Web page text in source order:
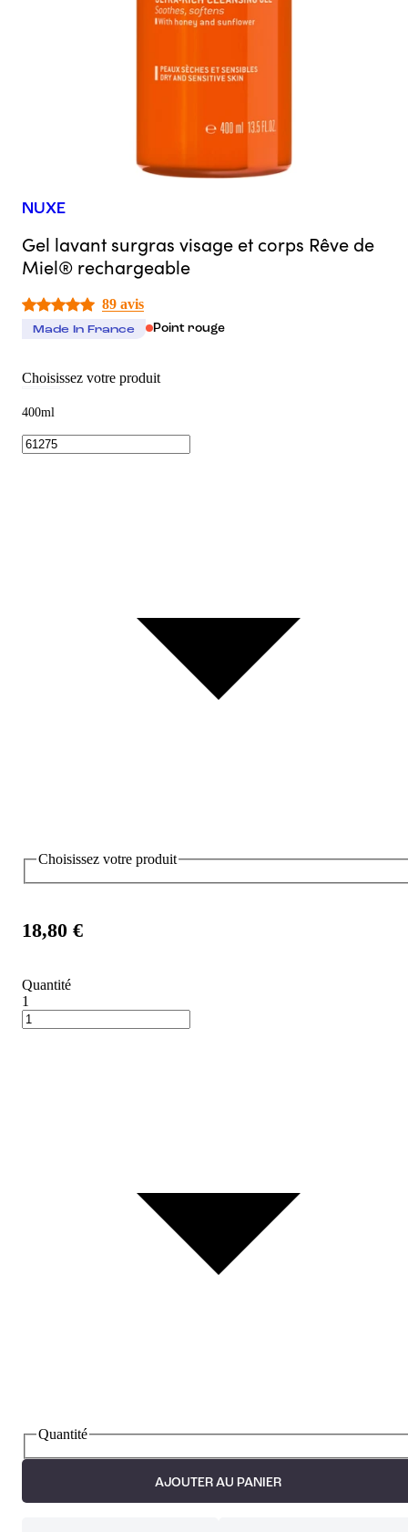
NUXE
Gel lavant surgras visage et corps Rêve de
Miel® rechargeable
89 avis
Made In France Point rouge
Choisissez votre produit
400ml
Choisissez votre produit
18,80 €
Quantité
1
Quantité
AJOUTER AU PANIER